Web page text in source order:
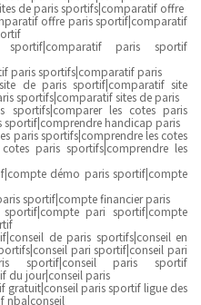
de paris sportifs|comparatif offre
offre paris sportif|comparatif
paris sportif
paris sportifs|comparatif paris
de paris sportif|comparatif site
sportifs|comparatif sites de paris
sportifs|comparer les cotes paris
handicap paris
paris sportifs|comprendre les cotes
paris sportifs|comprendre les
démo paris sportif|compte
sportif|compte financier paris
pari sportif|compte
de paris sportifs|conseil en
pari sportif|conseil pari
sportif|conseil paris sportif
du jour|conseil paris
paris sportif ligue des
nba|conseil